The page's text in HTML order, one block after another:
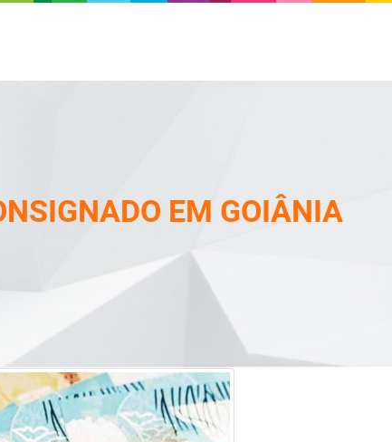
EM GOIÂNIA